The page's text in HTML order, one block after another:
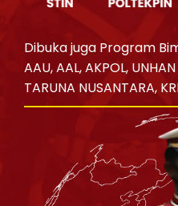
Dibuka juga Program
AAU, AAL, AKPOL,
TARUNA NUSANTARA,